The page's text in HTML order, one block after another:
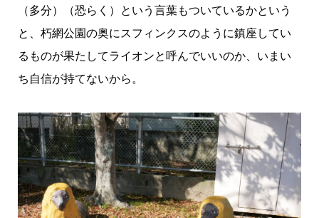
（多分）（恐らく）という言葉もついているかという
と、朽網公園の奥にスフィンクスのように鎮座してい
るものが果たしてライオンと呼んでいいのか、いまい
ち自信が持てないから。